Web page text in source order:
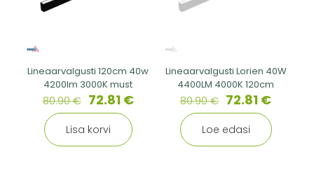
Lineaarvalgusti 120cm 40w
4200lm 3000K must
80.90€ 72.81 €
Lisa korvi
Lineaarvalgusti Lorien 40W
4400LM 4000K 120cm
80.90€ 72.81 €
Loe edasi